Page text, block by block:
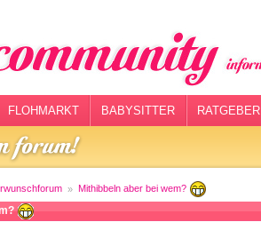
FLOHMARKT BABYSITTER RATGEBER
Mithibbeln aber bei wem?